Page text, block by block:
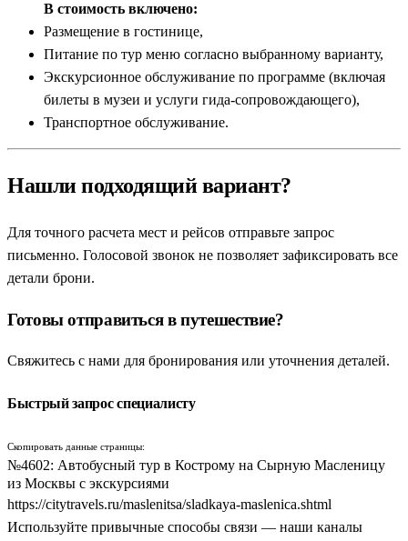
В стоимость включено:
Размещение в гостинице,
Питание по тур меню согласно выбранному варианту,
Экскурсионное обслуживание по программе (включая
билеты в музеи и услуги гида-сопровождающего),
Транспортное обслуживание.
Нашли подходящий вариант?
Для точного расчета мест и рейсов отправьте запрос
письменно. Голосовой звонок не позволяет зафиксировать все
детали брони.
Готовы отправиться в путешествие?
Свяжитесь с нами для бронирования или уточнения деталей.
Быстрый запрос специалисту
Скопировать данные страницы:
№4602: Автобусный тур в Кострому на Сырную Масленицу
из Москвы с экскурсиями
https://citytravels.ru/maslenitsa/sladkaya-maslenica.shtml
Используйте привычные способы связи — наши каналы